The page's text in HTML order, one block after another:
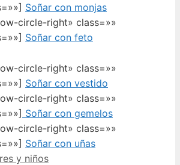
Soñar con monjas
circle-right» class=»»
Soñar con feto
circle-right» class=»»
Soñar con vestido
circle-right» class=»»
Soñar con gemelos
circle-right» class=»»
Soñar con uñas
y niños